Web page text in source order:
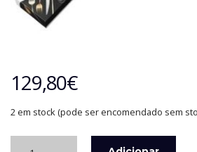
129,80€
2 em stock (pode ser encomendado sem